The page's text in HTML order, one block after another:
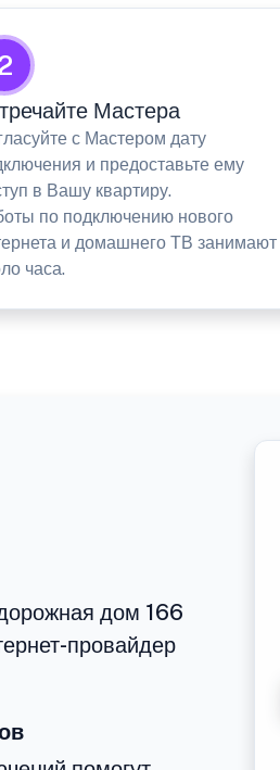
Мастера
с Мастером дату
и предоставьте ему
в Вашу квартиру.
по подключению нового
и домашнего ТВ занимают
часа.
дом 166
провайдер